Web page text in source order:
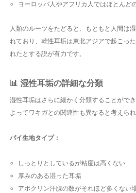
ヨーロッパ人やアフリカ人ではほとんど
人類のルーツをたどると、もともと人間は
れており、乾性耳垢は東北アジアで起こっ
れたとする説が有力です。
📊 湿性耳垢の詳細な分類
湿性耳垢はさらに細かく分類することがで
よってワキガとの関連性も異なると考えられ
パイ生地タイプ：
しっとりとしているが粘度は高くない
厚みのある湿った耳垢
アポクリン汗腺の数がそれほど多くない